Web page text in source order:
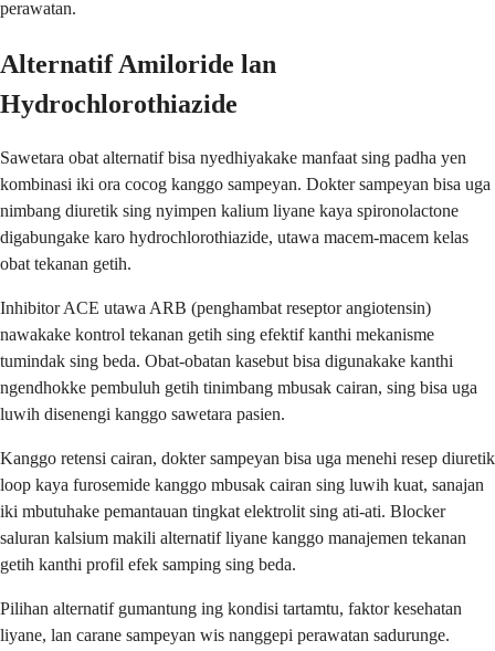
perawatan.
Alternatif Amiloride lan
Hydrochlorothiazide
Sawetara obat alternatif bisa nyedhiyakake manfaat sing padha yen
kombinasi iki ora cocog kanggo sampeyan. Dokter sampeyan bisa uga
nimbang diuretik sing nyimpen kalium liyane kaya spironolactone
digabungake karo hydrochlorothiazide, utawa macem-macem kelas
obat tekanan getih.
Inhibitor ACE utawa ARB (penghambat reseptor angiotensin)
nawakake kontrol tekanan getih sing efektif kanthi mekanisme
tumindak sing beda. Obat-obatan kasebut bisa digunakake kanthi
ngendhokke pembuluh getih tinimbang mbusak cairan, sing bisa uga
luwih disenengi kanggo sawetara pasien.
Kanggo retensi cairan, dokter sampeyan bisa uga menehi resep diuretik
loop kaya furosemide kanggo mbusak cairan sing luwih kuat, sanajan
iki mbutuhake pemantauan tingkat elektrolit sing ati-ati. Blocker
saluran kalsium makili alternatif liyane kanggo manajemen tekanan
getih kanthi profil efek samping sing beda.
Pilihan alternatif gumantung ing kondisi tartamtu, faktor kesehatan
liyane, lan carane sampeyan wis nanggepi perawatan sadurunge.